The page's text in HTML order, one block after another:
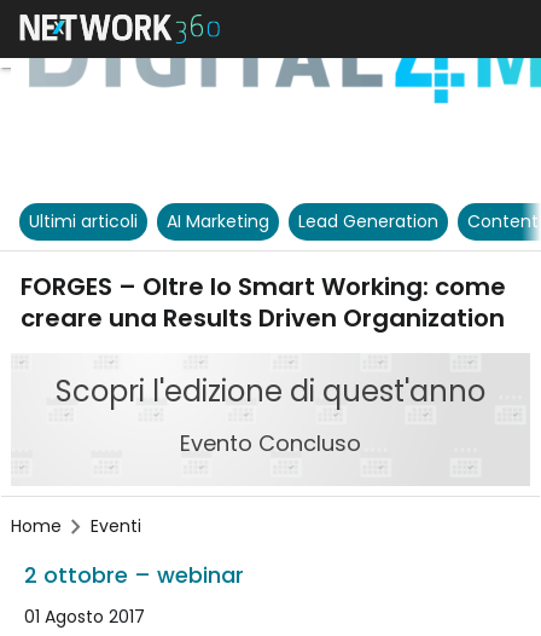
Ultimi articoli AI Marketing Lead Generation
FORGES – Oltre lo Smart Working: come
creare una Results Driven Organization
Scopri l'edizione di quest'anno
Evento Concluso
Home Eventi
2 ottobre – webinar
01 Agosto 2017